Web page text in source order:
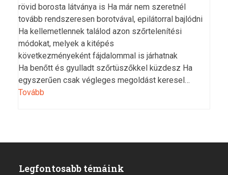
rövid borosta látványa is Ha már nem szeretnél
tovább rendszeresen borotvával, epilátorral bajlódni
Ha kellemetlennek találod azon szőrtelenítési
módokat, melyek a kitépés
következményeként fájdalommal is járhatnak
Ha benőtt és gyulladt szőrtüszőkkel küzdesz Ha
egyszerűen csak végleges megoldást keresel…
Tovább
Legfontosabb témáink